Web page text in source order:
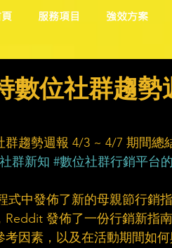
服務項目 強效方案
數位社群趨
群趨勢週報 4/3 ~ 4/7 期間總
群新知 #數位社群行銷平台
式中發佈了新的母親節行銷指
Reddit 發佈了一份行銷新指
考因素，以及在活動期間如